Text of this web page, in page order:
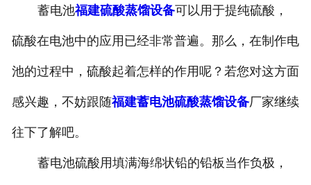
福建硝酸提纯设备
蓄电池福建硫酸蒸馏设备可以用于提纯硫酸，
硫酸在电池中的应用已经非常普遍。那么，在制作电
池的过程中，硫酸起着怎样的作用呢？若您对这方面
感兴趣，不妨跟随福建蓄电池硫酸蒸馏设备厂家继续
往下了解吧。
蓄电池硫酸用填满海绵状铅的铅板当作负极，